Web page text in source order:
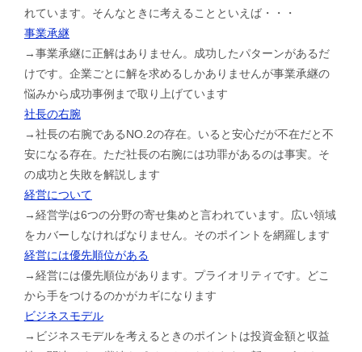
れています。そんなときに考えることといえば・・・
事業承継
→事業承継に正解はありません。成功したパターンがあるだ
けです。企業ごとに解を求めるしかありませんが事業承継の
悩みから成功事例まで取り上げています
社長の右腕
→社長の右腕であるNO.2の存在。いると安心だが不在だと不
安になる存在。ただ社長の右腕には功罪があるのは事実。そ
の成功と失敗を解説します
経営について
→経営学は6つの分野の寄せ集めと言われています。広い領域
をカバーしなければなりません。そのポイントを網羅します
経営には優先順位がある
→経営には優先順位があります。プライオリティです。どこ
から手をつけるのかがカギになります
ビジネスモデル
→ビジネスモデルを考えるときのポイントは投資金額と収益